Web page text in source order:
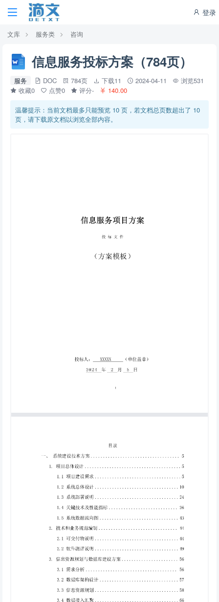
登录
文库 服务类 咨询
信息服务投标方案（784页）
服务 DOC 784页 下载11 2024-04-11
浏览531
收藏0
点赞0 评分- 140.00
温馨提示：当前文档最多只能预览 10 页，若文档总页数超出了 10
页，请下载原文档以浏览全部内容。